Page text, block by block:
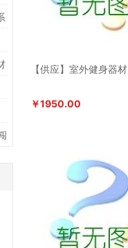
【供应】室外健身器
￥1950.00